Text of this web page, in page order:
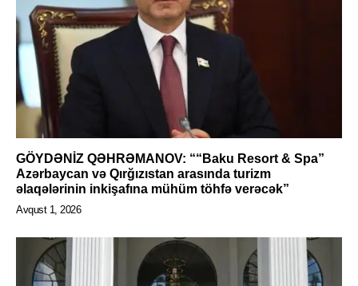
GÖYDƏNİZ QƏHRƏMANOV: ““Baku Resort & Spa”
Azərbaycan və Qırğızıstan arasında turizm
əlaqələrinin inkişafına mühüm töhfə verəcək”
Avqust 1, 2026